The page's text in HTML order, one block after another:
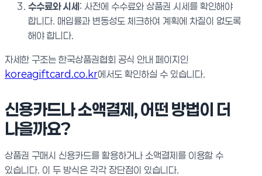
수수료와 시세: 사전에 수수료와 상품권 시세를 확인해야
합니다. 매입률과 변동성도 체크하여 계획에 차질이 없도록
해야 합니다.
자세한 구조는 한국상품권협회 공식 안내 페이지인
koreagiftcard.co.kr에서도 확인하실 수 있습니다.
신용카드나 소액결제, 어떤 방법이 더
나을까요?
상품권 구매시 신용카드를 활용하거나 소액결제를 이용할 수
있습니다. 이 두 방식은 각각 장단점이 있습니다.